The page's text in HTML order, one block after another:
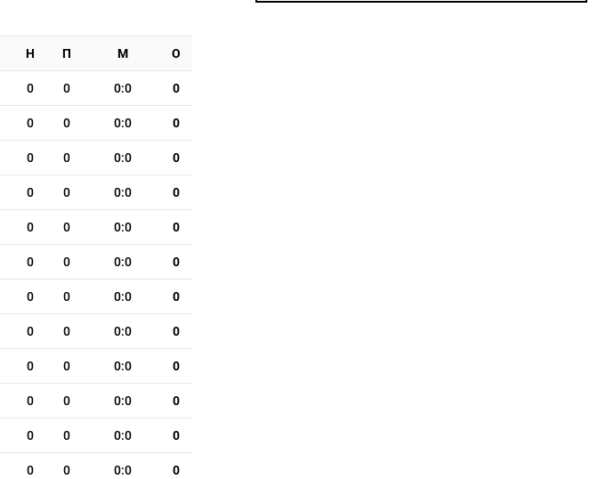
Н П М О
0 0 0:0 0
0 0 0:0 0
0 0 0:0 0
0 0 0:0 0
0 0 0:0 0
0 0 0:0 0
0 0 0:0 0
0 0 0:0 0
0 0 0:0 0
0 0 0:0 0
0 0 0:0 0
0 0 0:0 0